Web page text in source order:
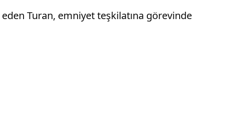
Turan, emniyet teşkilatına görevinde